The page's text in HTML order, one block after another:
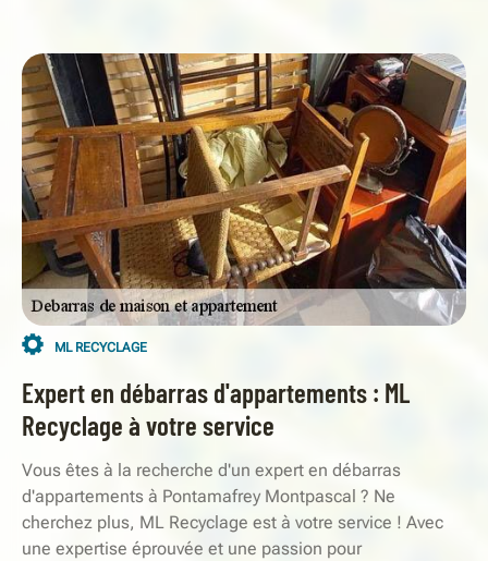
ML RECYCLAGE
Expert en débarras d'appartements : ML
Recyclage à votre service
Vous êtes à la recherche d'un expert en débarras
d'appartements à Pontamafrey Montpascal ? Ne
cherchez plus, ML Recyclage est à votre service ! Avec
une expertise éprouvée et une passion pour